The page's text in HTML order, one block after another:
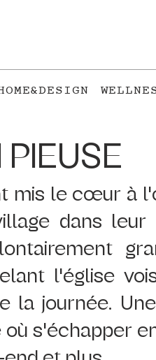
mis le cœur à
dans leur
l'église
la journée.
s'échapper